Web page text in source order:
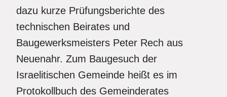
dazu kurze Prüfungsberichte des
technischen Beirates und
Baugewerksmeisters Peter Rech aus
Neuenahr. Zum Baugesuch der
Israelitischen Gemeinde heißt es im
Protokollbuch des Gemeinderates